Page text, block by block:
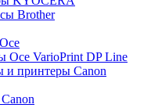
Brother
Oce VarioPrint DP Line
и принтеры Canon